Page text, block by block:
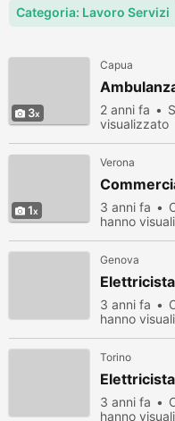
Categoria: Lavoro Servizi
3
Capua
2 anni fa
visualizzato
1
Verona
3 anni fa
hanno
Genova
3 anni fa
hanno
Torino
3 anni fa
hanno